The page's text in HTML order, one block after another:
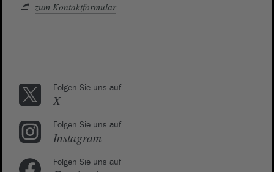
zum Kontaktformular
Folgen Sie uns auf
X
Folgen Sie uns auf
Instagram
Folgen Sie uns auf